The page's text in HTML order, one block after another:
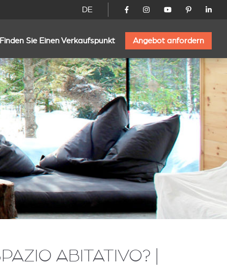
DE
Finden Sie Einen Verkaufspunkt Angebot anfordern
ABITATIVO? |